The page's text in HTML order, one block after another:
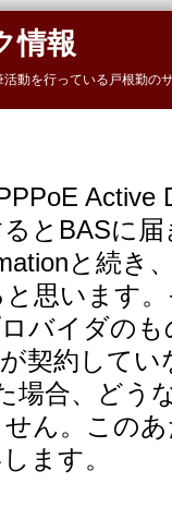
情報
動を行っている戸根勤
Active
とBASに
と続き
思います
バイダの
契約して
場合、どう
ん。この
ます。